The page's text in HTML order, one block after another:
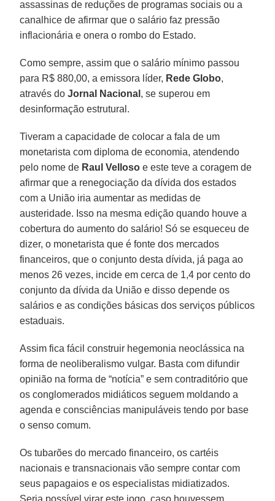
assassinas de reduções de programas sociais ou a
canalhice de afirmar que o salário faz pressão
inflacionária e onera o rombo do Estado.
Como sempre, assim que o salário mínimo passou
para R$ 880,00, a emissora líder, Rede Globo,
através doJornal Nacional , se superou em
desinformação estrutural.
Tiveram a capacidade de colocar a fala de um
monetarista com diploma de economia, atendendo
pelo nome de Raul Velloso e este teve a coragem de
afirmar que a renegociação da dívida dos estados
com a União iria aumentar as medidas de
austeridade. Isso na mesma edição quando houve a
cobertura do aumento do salário! Só se esqueceu de
dizer, o monetarista que é fonte dos mercados
financeiros, que o conjunto desta dívida, já paga ao
menos 26 vezes, incide em cerca de 1,4 por cento do
conjunto da dívida da União e disso depende os
salários e as condições básicas dos serviços públicos
estaduais.
Assim fica fácil construir hegemonia neoclássica na
forma de neoliberalismo vulgar. Basta com difundir
opinião na forma de “notícia” e sem contraditório que
os conglomerados midiáticos seguem moldando a
agenda e consciências manipuláveis tendo por base
o senso comum.
Os tubarões do mercado financeiro, os cartéis
nacionais e transnacionais vão sempre contar com
seus papagaios e os especialistas midiatizados.
Seria possível virar este jogo, caso houvessem